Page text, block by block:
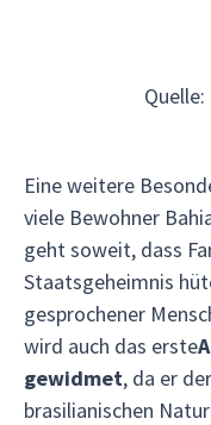
Eine weitere
viele Bewohner
geht soweit, dass
Staatsgeheimnis
gesprochener
wird auch das erste
gewidmet, da er
brasilianischen